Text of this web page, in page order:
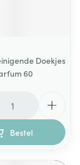
Doekjes
60
Bestel